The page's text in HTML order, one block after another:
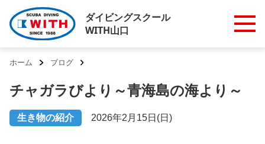
ダイビングスクール
WITH山口
ホーム ブログ
チャガラびより～青海島の海より～
生き物の紹介 2026年2月15日(日)